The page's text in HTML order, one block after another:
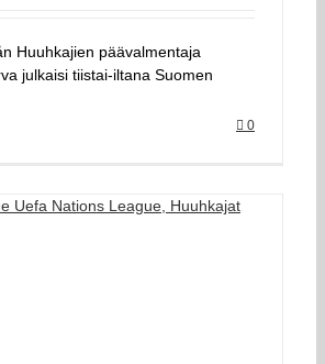
Huuhkajien päävalmentaja
julkaisi tiistai-iltana Suomen
0